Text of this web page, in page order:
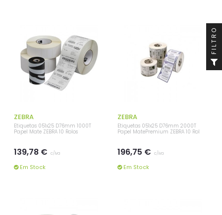
ZEBRA
Etiquetas 051x25 D76mm 1000T
Papel Mate ZEBRA 10 Rolos
139,78 € c/iva
Em Stock
ZEBRA
Etiquetas 051x25 D76mm 2000T
Papel MatePremium ZEBRA 10 Rol
196,75 € c/iva
Em Stock
FILTRO